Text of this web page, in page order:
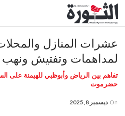
عشرات المنازل
لمداهمات وتفتيش
تفاهم بين الرياض وأبوظبي للهيمنة على
حضرموت
On ديسمبر 8, 2025